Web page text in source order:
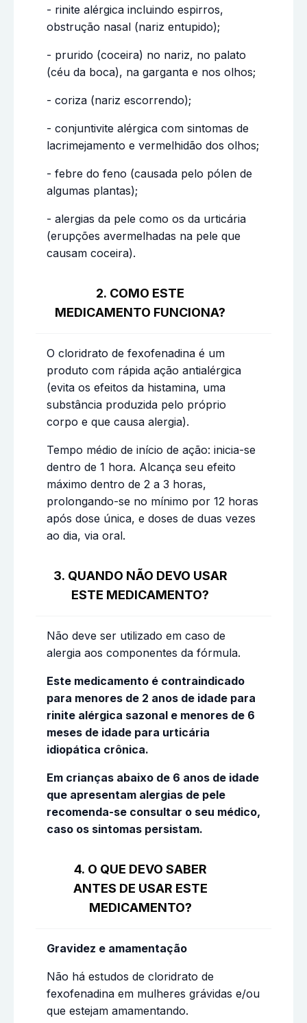
- rinite alérgica incluindo espirros,
obstrução nasal (nariz entupido);
- prurido (coceira) no nariz, no palato
(céu da boca), na garganta e nos olhos;
- coriza (nariz escorrendo);
- conjuntivite alérgica com sintomas de
lacrimejamento e vermelhidão dos olhos;
- febre do feno (causada pelo pólen de
algumas plantas);
- alergias da pele como os da urticária
(erupções avermelhadas na pele que
causam coceira).
2. COMO ESTE
MEDICAMENTO FUNCIONA?
O cloridrato de fexofenadina é um
produto com rápida ação antialérgica
(evita os efeitos da histamina, uma
substância produzida pelo próprio
corpo e que causa alergia).
Tempo médio de início de ação: inicia-se
dentro de 1 hora. Alcança seu efeito
máximo dentro de 2 a 3 horas,
prolongando-se no mínimo por 12 horas
após dose única, e doses de duas vezes
ao dia, via oral.
3. QUANDO NÃO DEVO USAR
ESTE MEDICAMENTO?
Não deve ser utilizado em caso de
alergia aos componentes da fórmula.
Este medicamento é contraindicado
para menores de 2 anos de idade para
rinite alérgica sazonal e menores de 6
meses de idade para urticária
idiopática crônica.
Em crianças abaixo de 6 anos de idade
que apresentam alergias de pele
recomenda-se consultar o seu médico,
caso os sintomas persistam.
4. O QUE DEVO SABER
ANTES DE USAR ESTE
MEDICAMENTO?
Gravidez e amamentação
Não há estudos de cloridrato de
fexofenadina em mulheres grávidas e/ou
que estejam amamentando.